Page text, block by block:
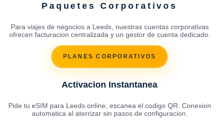
Paquetes Corporativos
Para viajes de negocios a Leeds, nuestras cuentas corporativas
ofrecen facturacion centralizada y un gestor de cuenta dedicado.
PLANES CORPORATIVOS
Activacion Instantanea
Pide tu eSIM para Leeds online, escanea el codigo QR. Conexion
automatica al aterrizar sin pasos de configuracion.